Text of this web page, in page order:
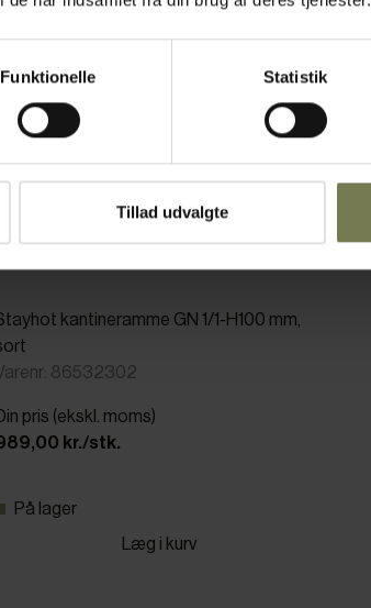
Funktionelle Statistik
Tillad udvalgte
kantineramme GN 1/1-H100 mm,
86532302
pris (ekskl. moms)
kr./stk.
På lager
Læg i kurv